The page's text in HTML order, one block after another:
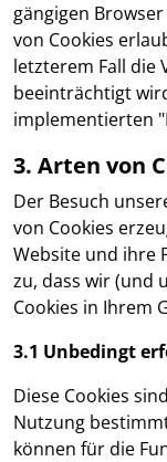
gängigen
von Cookies
letzterem Fall die
beeinträchtigt
implementierten
3. Arten von
Der Besuch
von Cookies
Website und ihre
zu, dass wir (und
Cookies in Ihrem
3.1 Unbedingt
Diese Cookies
Nutzung
können für die